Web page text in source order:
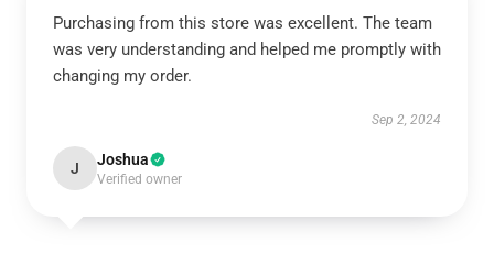
Purchasing from this store was excellent. The team
was very understanding and helped me promptly with
changing my order.
Sep 2, 2024
J Joshua
Verified owner